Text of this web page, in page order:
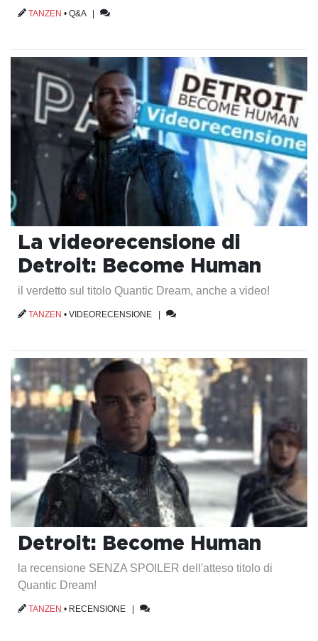
TANZEN • Q&A|
La videorecensione di
Detroit: Become Human
il verdetto sul titolo Quantic Dream, anche a video!
TANZEN • VIDEORECENSIONE |
Detroit: Become Human
la recensione SENZA SPOILER dell'atteso titolo di
Quantic Dream!
TANZEN • RECENSIONE |